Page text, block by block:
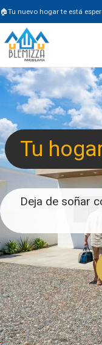
Tu nuevo hogar te está
Tu
Deja de soñar